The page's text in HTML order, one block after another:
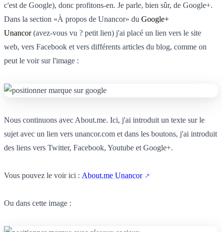
c'est de Google), donc profitons-en. Je parle, bien sûr, de Google+.
Dans la section «À propos de Unancor» du Google+
Unancor (avez-vous vu ? petit lien) j'ai placé un lien vers le site
web, vers Facebook et vers différents articles du blog, comme on
peut le voir sur l'image :
Nous continuons avec About.me. Ici, j'ai introduit un texte sur le
sujet avec un lien vers unancor.com et dans les boutons, j'ai introduit
des liens vers Twitter, Facebook, Youtube et Google+.
Vous pouvez le voir ici : About.me Unancor
Ou dans cette image :